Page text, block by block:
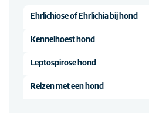
Ehrlichiose of Ehrlichia bij hond
Kennelhoest hond
Leptospirose hond
Reizen met een hond